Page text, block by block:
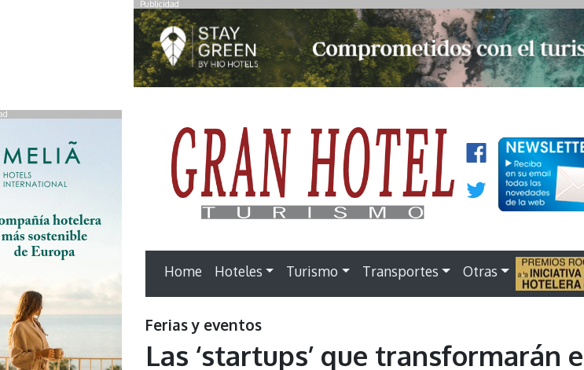
Publicidad
Home Hoteles Turismo Transportes Otras .
Ferias y eventos
Las ‘startups’ que transformarán